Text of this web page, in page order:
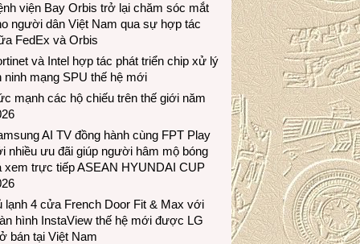
viện Bay Orbis trở lại chăm sóc mắt
người dân Việt Nam qua sự hợp tác
FedEx và Orbis
và Intel hợp tác phát triển chip xử lý
ninh mạng SPU thế hệ mới
mạnh các hộ chiếu trên thế giới năm
AI TV đồng hành cùng FPT Play
nhiều ưu đãi giúp người hâm mộ bóng
xem trực tiếp ASEAN HYUNDAI CUP
lạnh 4 cửa French Door Fit & Max với
hình InstaView thế hệ mới được LG
bán tại Việt Nam